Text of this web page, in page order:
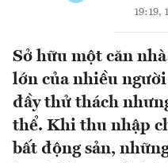
19:19,
Sở hữu một căn
lớn của nhiều
đầy thử thách
thể. Khi thu nhập
bất động sản,